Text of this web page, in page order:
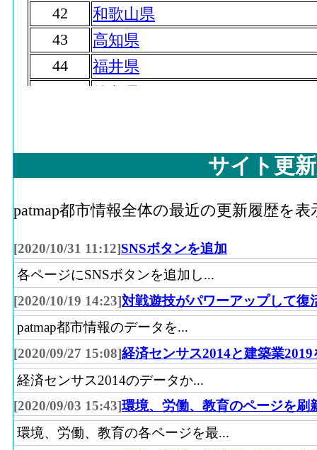
42
和歌山県
43
高知県
44
福井県
サイト更
patmap都市情報全体の最近の更新履歴を表
[2020/10/31 11:12]SNSボタンを追加
各ページにSNSボタンを追加し...
[2020/10/19 14:23]対戦遊技がパワーアップして復
patmap都市情報のデータを...
[2020/09/27 15:08]経済センサス2014と建築業2019
経済センサス2014のデータか...
[2020/09/03 15:43]環境、労働、教育のページを刷
環境、労働、教育の各ページを最...